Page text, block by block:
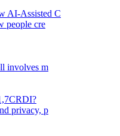
AI-Assisted C
people cre
involves m
privacy, p